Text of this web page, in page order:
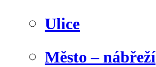
Ulice
Město – nábřeží